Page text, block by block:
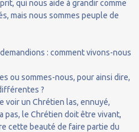
qui nous aide à grandir comme
mais nous sommes peuple de
: comment vivons-nous
ou sommes-nous, pour ainsi dire,
?
voir un Chrétien las, ennuyé,
pas, le Chrétien doit être vivant,
cette beauté de faire partie du